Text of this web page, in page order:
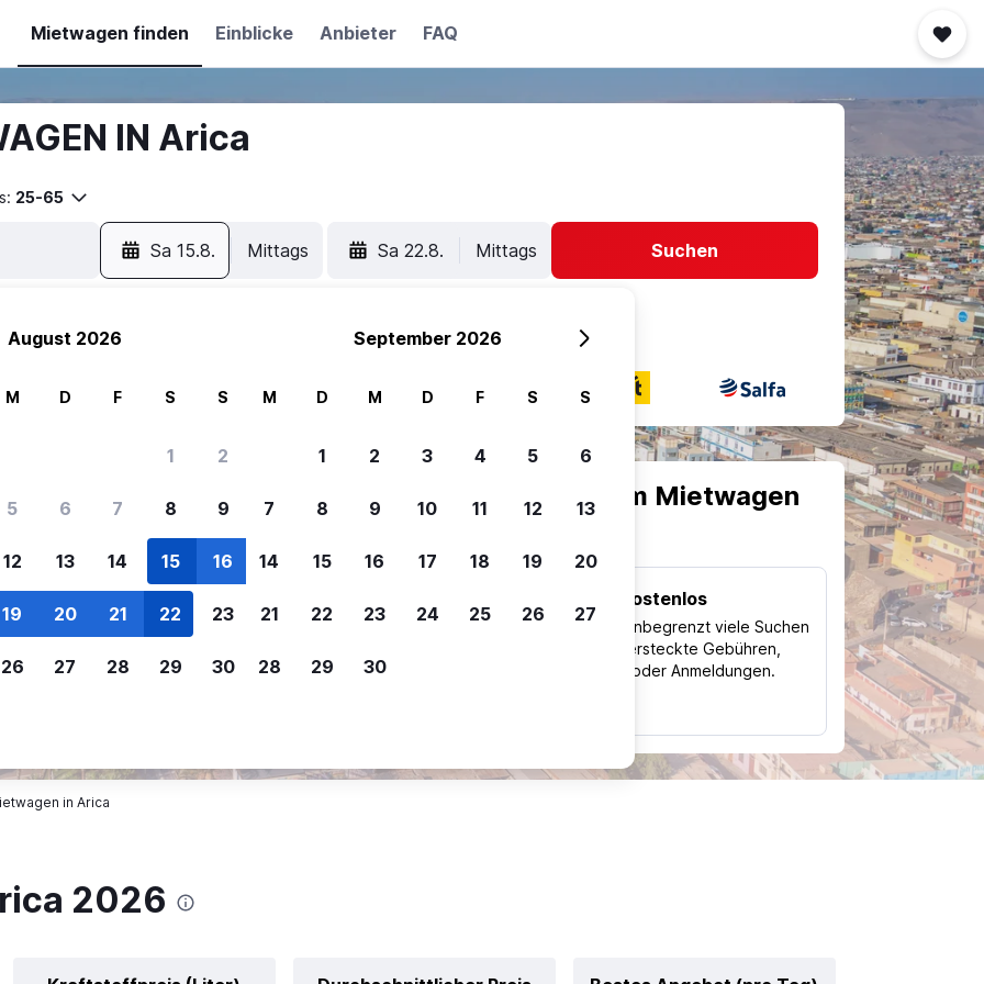
Mietwagen finden Einblicke Anbieter FAQ
IN Arica
25-65
Sa 15.8. Mittags Sa 22.8. Mittags Suchen
Reisenden sich für SWOODOO entscheiden, um Mietwagen
Lass dich benachrichtigen,
um kein tolles Angebot zu
Anpassung von Trips
Mietwagenergebnisse nach
Kostenlos
Nutze unbegrenzt viele Suchen
ohne versteckte Gebühren,
Kosten oder Anmeldungen.
in Arica
2026
August 2026
M D F S S
1 2
5 6 7 8 9
12 13 14 15 16
19 20 21 22 23
26 27 28 29 30
September 2026
M D M D F S S
1 2 3 4 5 6
7 8 9 10 11 12 13
14 15 16 17 18 19 20
21 22 23 24 25 26 27
28 29 30